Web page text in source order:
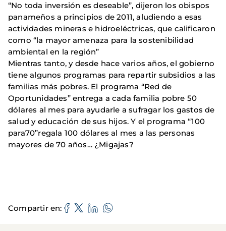
“No toda inversión es deseable”, dijeron los obispos
panameños a principios de 2011, aludiendo a esas
actividades mineras e hidroeléctricas, que calificaron
como “la mayor amenaza para la sostenibilidad
ambiental en la región”
Mientras tanto, y desde hace varios años, el gobierno
tiene algunos programas para repartir subsidios a las
familias más pobres. El programa “Red de
Oportunidades” entrega a cada familia pobre 50
dólares al mes para ayudarle a sufragar los gastos de
salud y educación de sus hijos. Y el programa “100
para70”regala 100 dólares al mes a las personas
mayores de 70 años… ¿Migajas?
Compartir en